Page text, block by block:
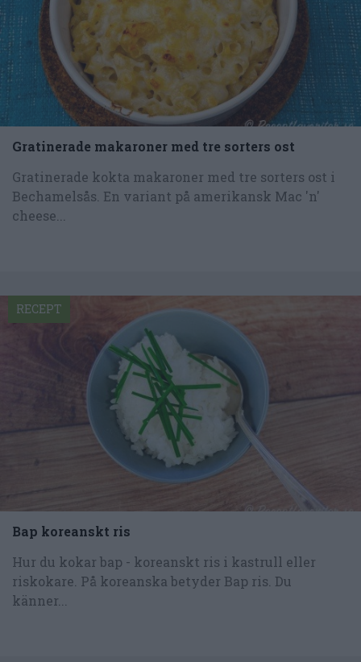
Gratinerade makaroner med tre sorters ost
Gratinerade kokta makaroner med tre sorters ost i
Bechamelsås. En variant på amerikansk Mac 'n'
cheese...
Bap koreanskt ris
Hur du kokar bap - koreanskt ris i kastrull eller
riskokare. På koreanska betyder Bap ris. Du
känner...
RECEPT